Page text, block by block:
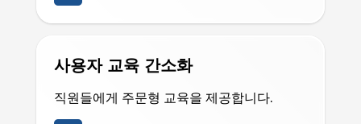
사용자 교육 간소화
직원들에게 주문형 교육을 제공합니다.